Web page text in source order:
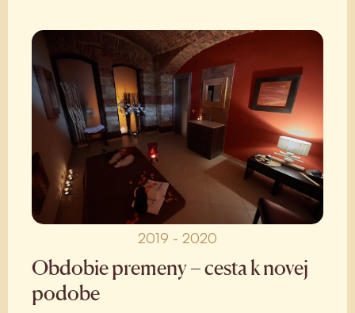
2019 - 2020
Obdobie premeny – cesta k novej
podobe